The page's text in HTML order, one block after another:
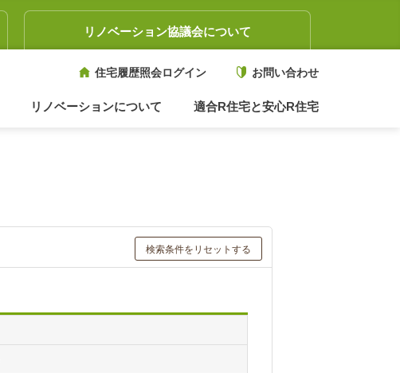
リノベーション協議会について
住宅履歴照会ログイン お問い合わせ
リノベーションについて 適合R住宅と安心R住宅
検索条件をリセットする